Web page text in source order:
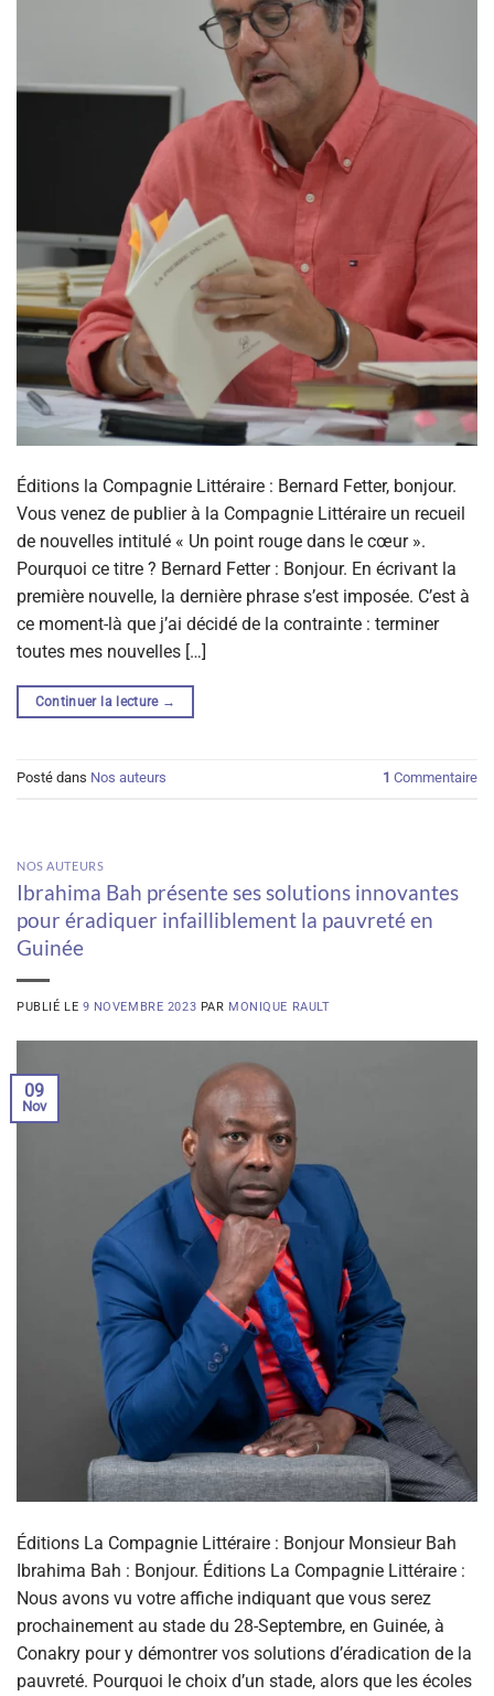
Éditions la Compagnie Littéraire : Bernard Fetter, bonjour.
Vous venez de publier à la Compagnie Littéraire un recueil
de nouvelles intitulé « Un point rouge dans le cœur ».
Pourquoi ce titre ? Bernard Fetter : Bonjour. En écrivant la
première nouvelle, la dernière phrase s’est imposée. C’est à
ce moment-là que j’ai décidé de la contrainte : terminer
toutes mes nouvelles […]
Continuer la lecture →
Posté dans Nos auteurs 1 Commentaire
NOS AUTEURS
Ibrahima Bah présente ses solutions innovantes
pour éradiquer infailliblement la pauvreté en
Guinée
PUBLIÉ LE 9 NOVEMBRE 2023 PAR MONIQUE RAULT
09
Nov
Éditions La Compagnie Littéraire : Bonjour Monsieur Bah
Ibrahima Bah : Bonjour. Éditions La Compagnie Littéraire :
Nous avons vu votre affiche indiquant que vous serez
prochainement au stade du 28-Septembre, en Guinée, à
Conakry pour y démontrer vos solutions d’éradication de la
pauvreté. Pourquoi le choix d’un stade, alors que les écoles